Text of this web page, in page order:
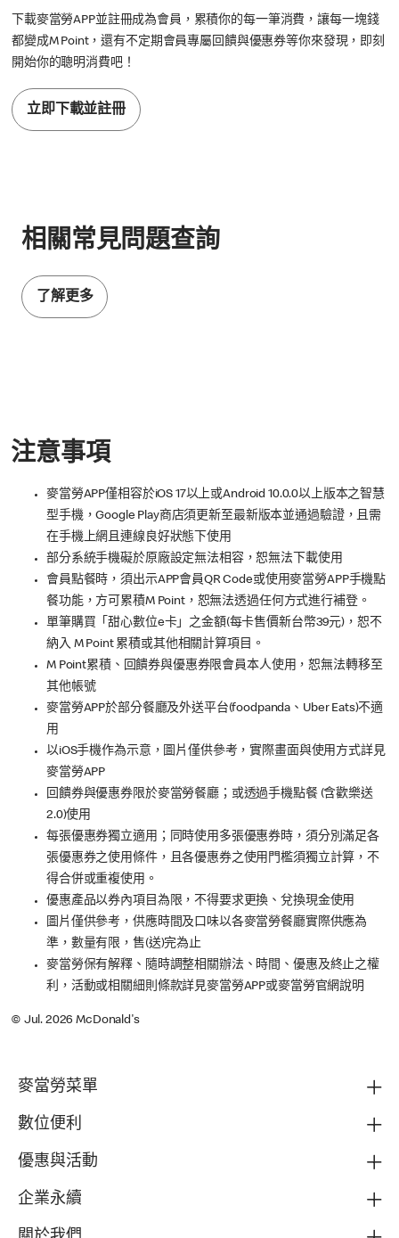
下載麥當勞APP並註冊成為會員，累積你的每一筆消費，讓每一塊錢
都變成M Point，還有不定期會員專屬回饋與優惠券等你來發現，即刻
開始你的聰明消費吧！
立即下載並註冊
相關常見問題查詢
了解更多
注意事項
麥當勞APP僅相容於iOS 17以上或Android 10.0.0以上版本之智慧
型手機，Google Play商店須更新至最新版本並通過驗證，且需
在手機上網且連線良好狀態下使用
部分系統手機礙於原廠設定無法相容，恕無法下載使用
會員點餐時，須出示APP會員QR Code或使用麥當勞APP手機點
餐功能，方可累積M Point，恕無法透過任何方式進行補登。
單筆購買「甜心數位e卡」之金額(每卡售價新台幣39元)，恕不
納入 M Point 累積或其他相關計算項目。
M Point累積、回饋券與優惠券限會員本人使用，恕無法轉移至
其他帳號
麥當勞APP於部分餐廳及外送平台(foodpanda、Uber Eats)不適
用
以iOS手機作為示意，圖片僅供參考，實際畫面與使用方式詳見
麥當勞APP
回饋券與優惠券限於麥當勞餐廳；或透過手機點餐 (含歡樂送
2.0)使用
每張優惠券獨立適用；同時使用多張優惠券時，須分別滿足各
張優惠券之使用條件，且各優惠券之使用門檻須獨立計算，不
得合併或重複使用。
優惠產品以券內項目為限，不得要求更換、兌換現金使用
圖片僅供參考，供應時間及口味以各麥當勞餐廳實際供應為
準，數量有限，售(送)完為止
麥當勞保有解釋、隨時調整相關辦法、時間、優惠及終止之權
利，活動或相關細則條款詳見麥當勞APP或麥當勞官網說明
© Jul. 2026 McDonald's
麥當勞菜單
數位便利
優惠與活動
企業永續